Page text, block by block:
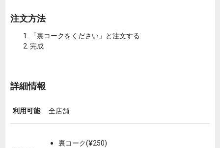
注文方法
「裏コークをください」と注文する
完成
詳細情報
利用可能 全店舗
裏コーク(¥250)